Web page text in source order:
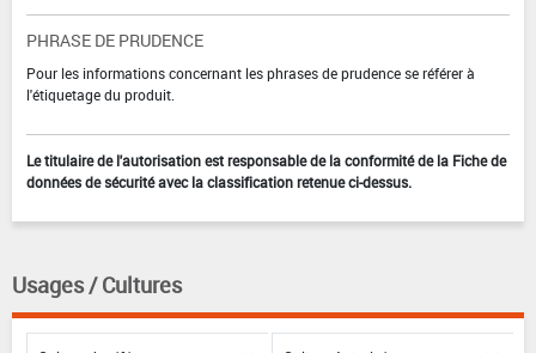
PHRASE DE PRUDENCE
Pour les informations concernant les phrases de prudence se référer à
l'étiquetage du produit.
Le titulaire de l'autorisation est responsable de la conformité de la Fiche de
données de sécurité avec la classification retenue ci-dessus.
Usages / Cultures